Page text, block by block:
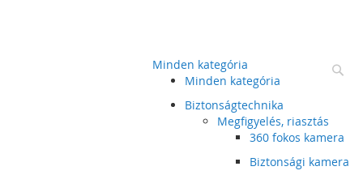
Minden kategória
Minden kategória
Biztonságtechnika
Megfigyelés, riasztás
360 fokos kamera
Biztonsági kamera